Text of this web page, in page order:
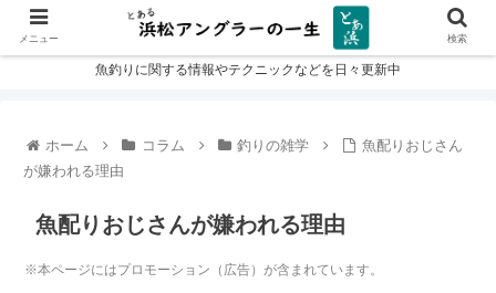
魚釣りに関する情報やテクニックなどを日々更新中
ホーム コラム 釣りの雑学
魚配りおじさん
が嫌われる理由
魚配りおじさんが嫌われる理由
※本ページにはプロモーション（広告）が含まれています。
メニュー 検索